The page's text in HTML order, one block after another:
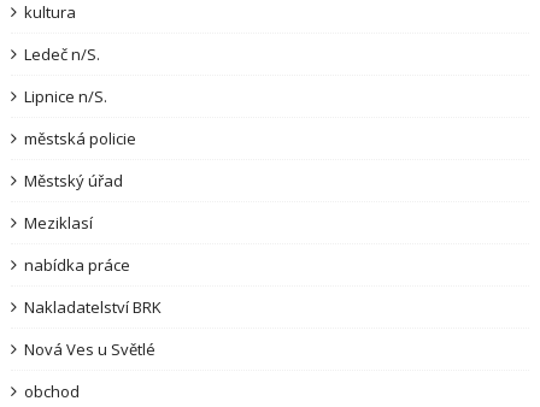
kultura
Ledeč n/S.
Lipnice n/S.
městská policie
Městský úřad
Meziklasí
nabídka práce
Nakladatelství BRK
Nová Ves u Světlé
obchod